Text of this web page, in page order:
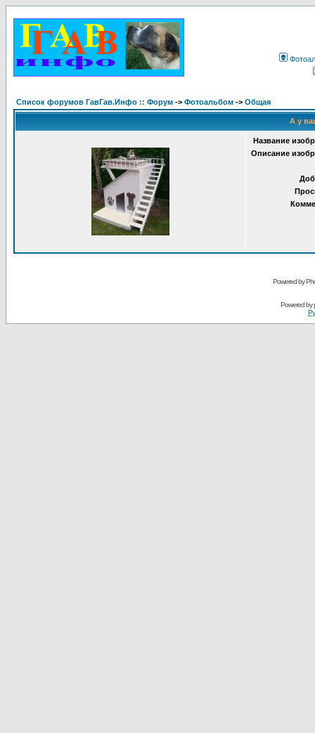
Список форумов ГавГав.Инфо :: Форум -> Фотоальбом -> Общая
А у
Название
Описание
Powered by
Powered by